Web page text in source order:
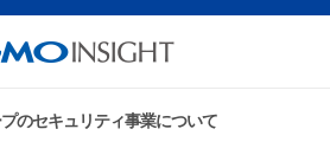
のセキュリティ事業について